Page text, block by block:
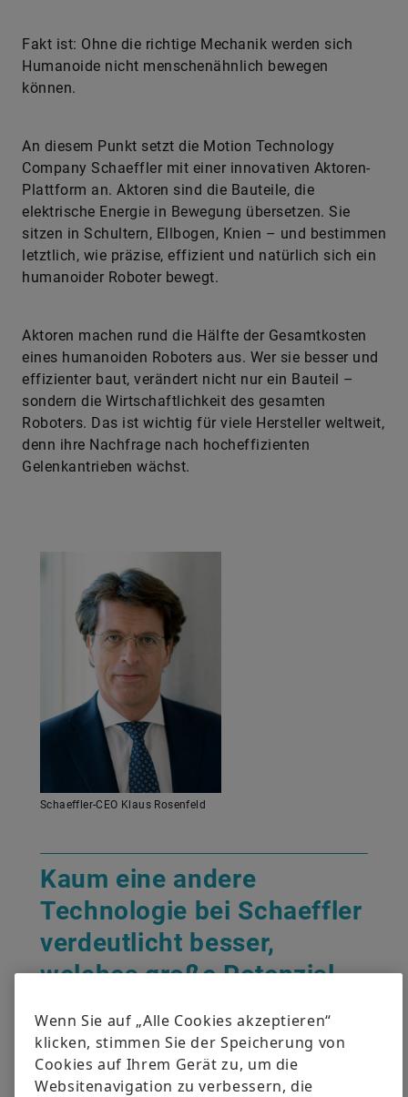
Fakt ist: Ohne die richtige Mechanik werden sich
Humanoide nicht menschenähnlich bewegen
können.
An diesem Punkt setzt die Motion Technology
Company Schaeffler mit einer innovativen Aktoren-
Plattform an. Aktoren sind die Bauteile, die
elektrische Energie in Bewegung übersetzen. Sie
sitzen in Schultern, Ellbogen, Knien – und bestimmen
letztlich, wie präzise, effizient und natürlich sich ein
humanoider Roboter bewegt.
Aktoren machen rund die Hälfte der Gesamtkosten
eines humanoiden Roboters aus. Wer sie besser und
effizienter baut, verändert nicht nur ein Bauteil –
sondern die Wirtschaftlichkeit des gesamten
Roboters. Das ist wichtig für viele Hersteller weltweit,
denn ihre Nachfrage nach hocheffizienten
Gelenkantrieben wächst.
Schaeffler-CEO Klaus Rosenfeld
Kaum eine andere
Technologie bei Schaeffler
verdeutlicht besser,
welches große Potenzial
die Aktorik, mittels der
Energie in mechanische
Wenn Sie auf „Alle Cookies akzeptieren“
klicken, stimmen Sie der Speicherung von
Cookies auf Ihrem Gerät zu, um die
Websitenavigation zu verbessern, die